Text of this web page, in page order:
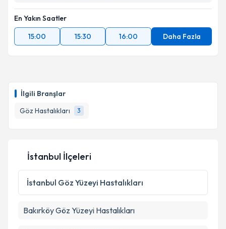
İlgili Branşlar
Göz Hastalıkları
3
En Yakın Saatler
15:00
15:30 16:00 Daha Fazla
İstanbul İlçeleri
İstanbul Göz Yüzeyi Hastalıkları
BakırköyGöz Yüzeyi Hastalıkları